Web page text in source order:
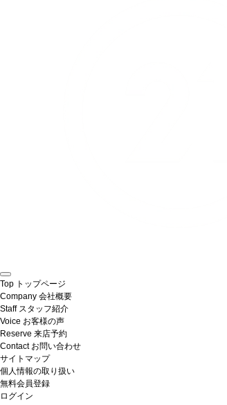
Top トップページ
Company 会社概要
Staff スタッフ紹介
Voice お客様の声
Reserve 来店予約
Contact お問い合わせ
サイトマップ
個人情報の取り扱い
無料会員登録
ログイン